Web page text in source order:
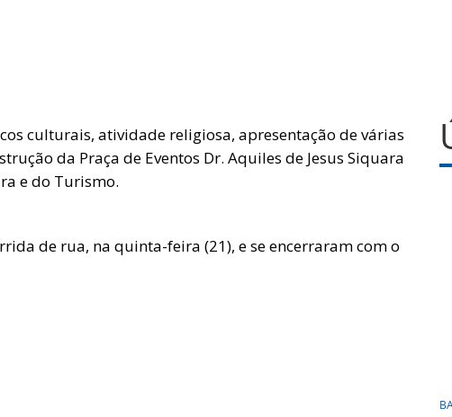
culturais, atividade religiosa, apresentação de várias
da Praça de Eventos Dr. Aquiles de Jesus Siquara
e do Turismo.
de rua, na quinta-feira (21), e se encerraram com o